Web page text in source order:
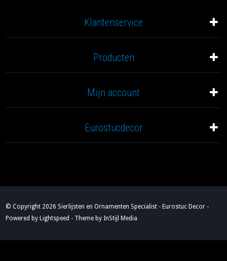
Klantenservice
Producten
Mijn account
Eurostucdecor
© Copyright 2026 Sierlijsten en Ornamenten Specialist - Eurostuc Decor -
Powered by Lightspeed - Theme by InStijl Media